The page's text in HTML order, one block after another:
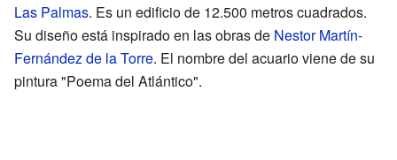
Las Palmas. Es un edificio de 12.500 metros cuadrados.
Su diseño está inspirado en las obras de Nestor Martín-
Fernández de la Torre. El nombre del acuario viene de su
pintura "Poema del Atlántico".